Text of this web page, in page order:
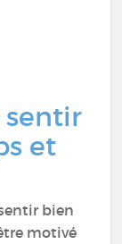
sentir
et
bien
motivé